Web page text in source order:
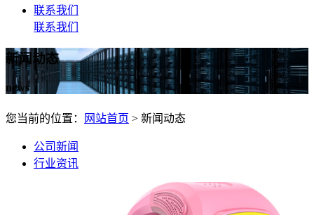
联系我们
联系我们
新闻动态
news
您当前的位置： 网站首页 > 新闻动态
公司新闻
行业资讯